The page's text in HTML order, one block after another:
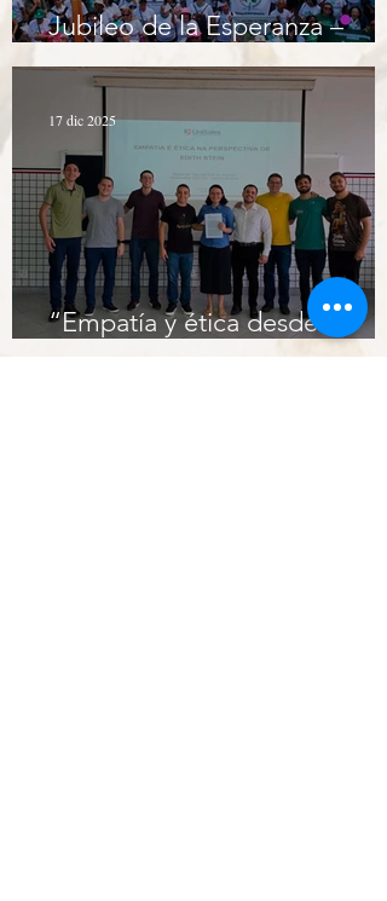
Jubileo de la Esperanza –
Pastoral Infantil 2025
“Empatía y ética desde la
perspectiva de Edith Stein”
17 dic 2025